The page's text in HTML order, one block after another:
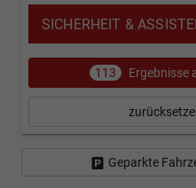
SICHERHEIT &
113 Ergebnisse
Geparkte